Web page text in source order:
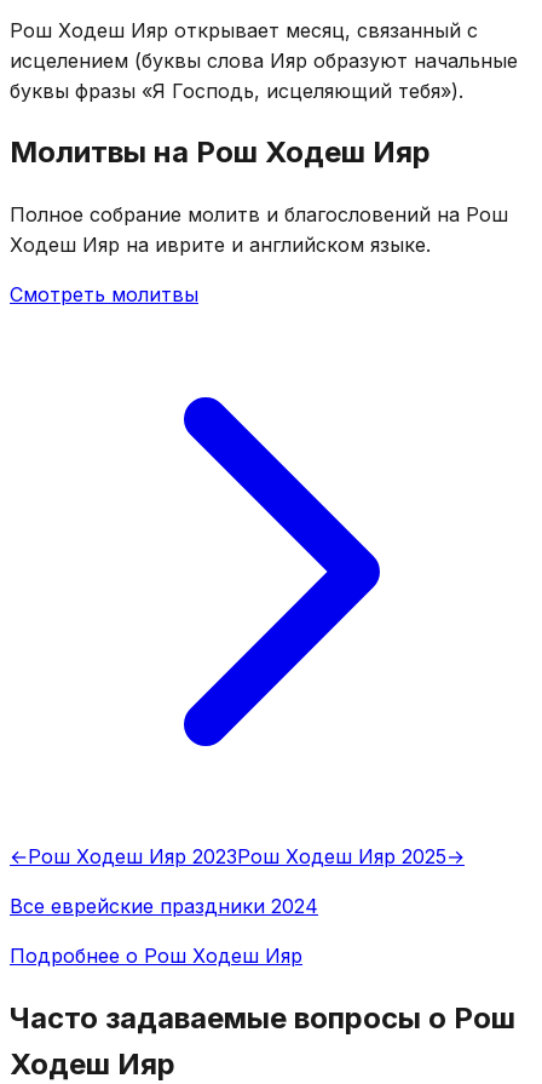
Рош Ходеш Ияр открывает месяц, связанный с
исцелением (буквы слова Ияр образуют начальные
буквы фразы «Я Господь, исцеляющий тебя»).
Молитвы на Рош Ходеш Ияр
Полное собрание молитв и благословений на Рош
Ходеш Ияр на иврите и английском языке.
Смотреть молитвы
←Рош Ходеш Ияр 2023Рош Ходеш Ияр 2025→
Все еврейские праздники 2024
Подробнее о Рош Ходеш Ияр
Часто задаваемые вопросы о Рош
Ходеш Ияр